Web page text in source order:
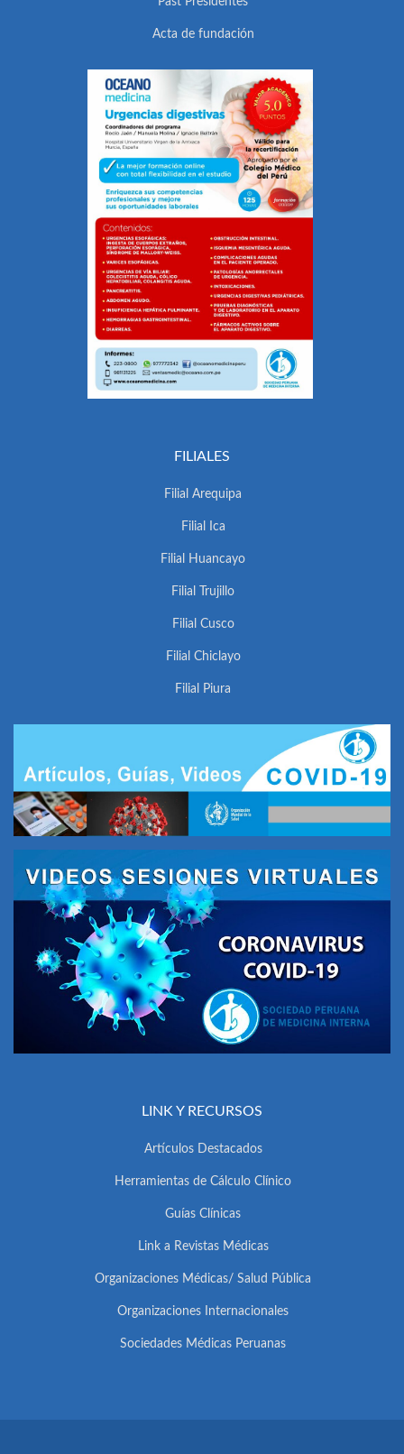
Acta de fundación
FILIALES
Filial Arequipa
Filial Ica
Filial Huancayo
Filial Trujillo
Filial Cusco
Filial Chiclayo
Filial Piura
LINK Y RECURSOS
Artículos Destacados
Herramientas de Cálculo Clínico
Guías Clínicas
Link a Revistas Médicas
Organizaciones Médicas/ Salud Pública
Organizaciones Internacionales
Sociedades Médicas Peruanas